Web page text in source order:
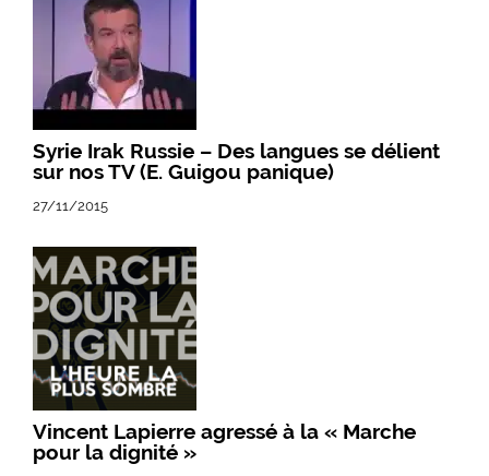
Syrie Irak Russie – Des langues se délient
sur nos TV (E. Guigou panique)
27/11/2015
Vincent Lapierre agressé à la « Marche
pour la dignité »